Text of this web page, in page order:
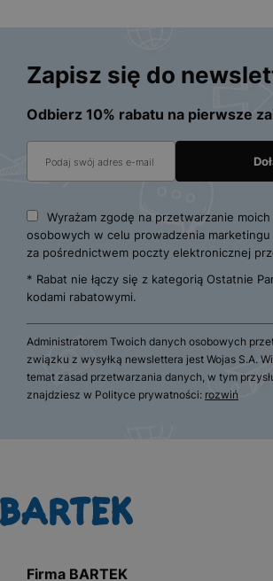
Zapisz się do
Odbierz 10% rabatu na pierwsze
Wyrażam zgodę na przetwarzanie moich
osobowych w celu prowadzenia
za pośrednictwem poczty elektronicznej
* Rabat nie łączy się z kategorią Ostatnie
kodami rabatowymi.
Administratorem Twoich danych osobowych
związku z wysyłką newslettera jest Wojas S.A.
temat zasad przetwarzania danych, w tym
znajdziesz w Polityce prywatności: rozwiń
Firma BARTEK